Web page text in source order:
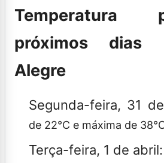
próximos dias
Alegre
Segunda-feira, 31
de 22°C e máxima de
Terça-feira, 1 de abril: